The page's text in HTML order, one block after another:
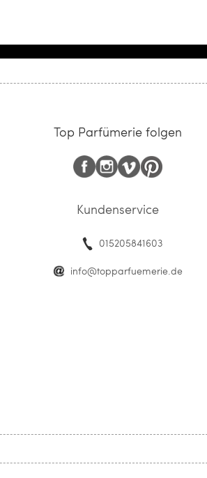
Top Parfümerie folgen
Kundenservice
015205841603
info@topparfuemerie.de